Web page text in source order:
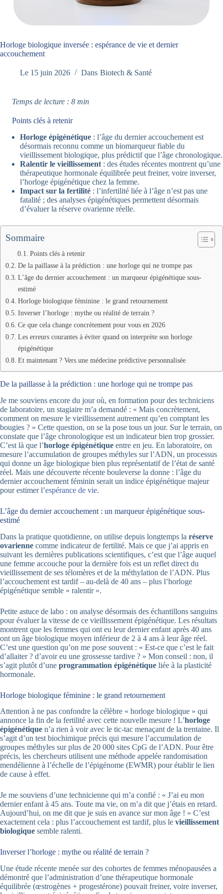
Horloge biologique inversée : espérance de vie et dernier
accouchement
Le 15 juin 2026 Dans Biotech & Santé
Temps de lecture : 8 min
Points clés à retenir
Horloge épigénétique : l’âge du dernier accouchement est
désormais reconnu comme un biomarqueur fiable du
vieillissement biologique, plus prédictif que l’âge chronologique.
Ralentir le vieillissement : des études récentes montrent qu’une
thérapeutique hormonale équilibrée peut freiner, voire inverser,
l’horloge épigénétique chez la femme.
Impact sur la fertilité : l’infertilité liée à l’âge n’est pas une
fatalité ; des analyses épigénétiques permettent désormais
d’évaluer la réserve ovarienne réelle.
Sommaire
Points clés à retenir
De la paillasse à la prédiction : une horloge qui ne trompe pas
L’âge du dernier accouchement : un marqueur épigénétique sous-
estimé
Horloge biologique féminine : le grand retournement
Inverser l’horloge : mythe ou réalité de terrain ?
Ce que cela change concrètement pour vous en 2026
Les erreurs courantes à éviter quand on interprète son horloge
épigénétique
Et maintenant ? Vers une médecine prédictive personnalisée
De la paillasse à la prédiction : une horloge qui ne trompe pas
Je me souviens encore du jour où, en formation pour des techniciens
de laboratoire, un stagiaire m’a demandé : « Mais concrètement,
comment on mesure le vieillissement autrement qu’en comptant les
bougies ? » Cette question, on se la pose tous un jour. Sur le terrain, on
constate que l’âge chronologique est un indicateur bien trop grossier.
C’est là que l’horloge épigénétique entre en jeu. En laboratoire, on
mesure l’accumulation de groupes méthyles sur l’ADN, un processus
qui donne un âge biologique bien plus représentatif de l’état de santé
réel. Mais une découverte récente bouleverse la donne : l’âge du
dernier accouchement féminin serait un indice épigénétique majeur
pour estimer l’espérance de vie.
L’âge du dernier accouchement : un marqueur épigénétique sous-
estimé
Dans la pratique quotidienne, on utilise depuis longtemps la réserve
ovarienne comme indicateur de fertilité. Mais ce que j’ai appris en
suivant les dernières publications scientifiques, c’est que l’âge auquel
une femme accouche pour la dernière fois est un reflet direct du
vieillissement de ses télomères et de la méthylation de l’ADN. Plus
l’accouchement est tardif – au-delà de 40 ans – plus l’horloge
épigénétique semble « ralentir ».
Petite astuce de labo : on analyse désormais des échantillons sanguins
pour évaluer la vitesse de ce vieillissement épigénétique. Les résultats
montrent que les femmes qui ont eu leur dernier enfant après 40 ans
ont un âge biologique moyen inférieur de 2 à 4 ans à leur âge réel.
C’est une question qu’on me pose souvent : « Est-ce que c’est le fait
d’allaiter ? d’avoir eu une grossesse tardive ? » Mon conseil : non, il
s’agit plutôt d’une programmation épigénétique liée à la plasticité
hormonale.
Horloge biologique féminine : le grand retournement
Attention à ne pas confondre la célèbre « horloge biologique » qui
annonce la fin de la fertilité avec cette nouvelle mesure ! L’horloge
épigénétique n’a rien à voir avec le tic-tac menaçant de la trentaine. Il
s’agit d’un test biochimique précis qui mesure l’accumulation de
groupes méthyles sur plus de 20 000 sites CpG de l’ADN. Pour être
précis, les chercheurs utilisent une méthode appelée randomisation
mendélienne à l’échelle de l’épigénome (EWMR) pour établir le lien
de cause à effet.
Je me souviens d’une technicienne qui m’a confié : « J’ai eu mon
dernier enfant à 45 ans. Toute ma vie, on m’a dit que j’étais en retard.
Aujourd’hui, on me dit que je suis en avance sur mon âge ! » C’est
exactement cela : plus l’accouchement est tardif, plus le vieillissement
biologique semble ralenti.
Inverser l’horloge : mythe ou réalité de terrain ?
Une étude récente menée sur des cohortes de femmes ménopausées a
démontré que l’administration d’une thérapeutique hormonale
équilibrée (œstrogènes + progestérone) pouvait freiner, voire inverser,